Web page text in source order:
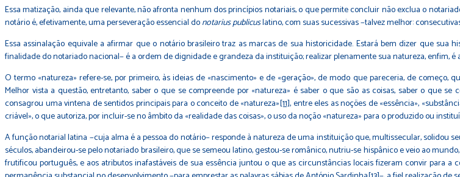
Essa matização, ainda que relevante, não afronta nenhum dos princípios notariais, o que permite concluir não exclua o
notário é, efetivamente, uma perseveração essencial donotarius publicuslatino, com suas sucessivas −talvez melhor:
Essa assinalação equivale a afirmar que o notário brasileiro traz as marcas de sua historicidade. Estará bem dizer que sua
finalidade do notariado nacional− é a ordem de dignidade e grandeza da instituição; realizar plenamente sua natureza, enfim, é
O termo «natureza» refere-se, por primeiro, às ideias de «nascimento» e de «geração», de modo que pareceria, de começo,
Melhor vista a questão, entretanto, saber o que se compreende por «natureza» é saber o que são as coisas, saber o que
consagrou uma vintena de sentidos principais para o conceito de «natureza»[11], entre eles as noções de «essência»,
criável», o que autoriza, por incluir-se no âmbito da «realidade das coisas», o uso da noção «natureza» para o produzido ou
A função notarial latina −cuja alma é a pessoa do notário− responde à natureza de uma instituição que, multissecular, solidou
séculos, abandeirou-se pelo notariado brasileiro, que se semeou latino, gestou-se românico, nutriu-se hispânico e veio ao
frutificou português, e aos atributos inafastáveis de sua essência juntou o que as circunstâncias locais fizeram convir para a